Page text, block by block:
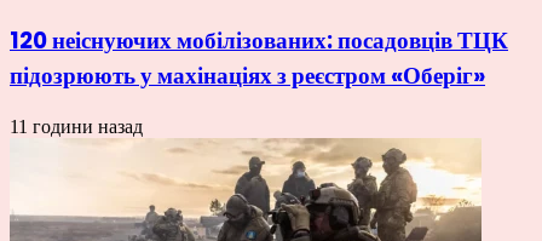
120 неіснуючих мобілізованих: посадовців ТЦК
підозрюють у махінаціях з реєстром «Оберіг»
11 години назад